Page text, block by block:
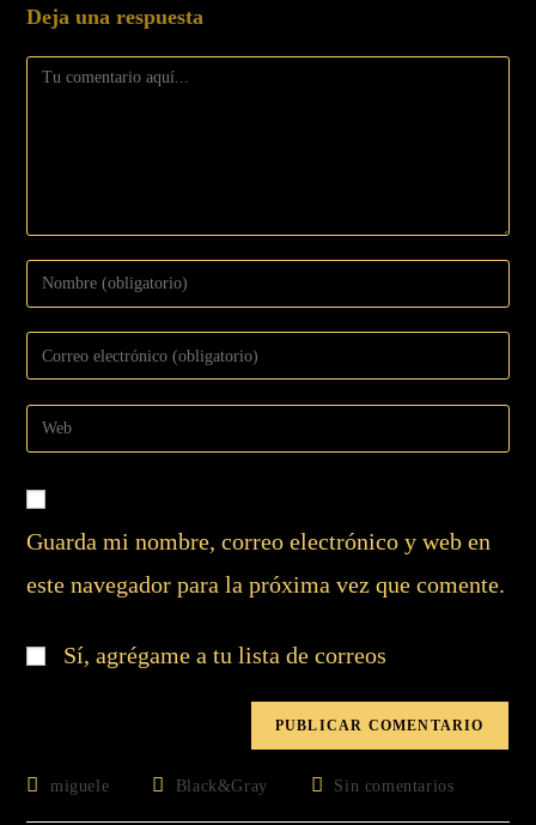
Deja una respuesta
Guarda mi nombre, correo electrónico y web en
este navegador para la próxima vez que comente.
Sí, agrégame a tu lista de correos
miguele Black&Gray Sin comentarios